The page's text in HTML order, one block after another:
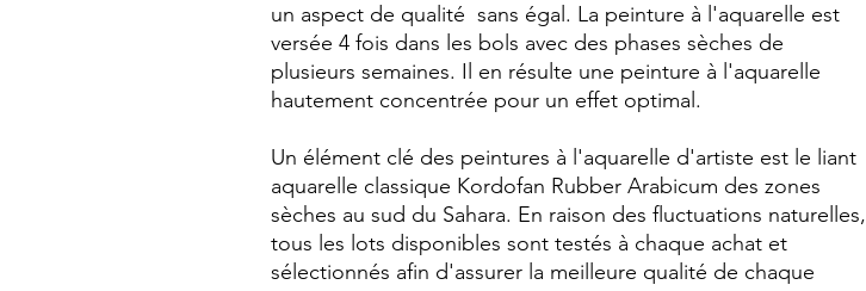
un aspect de qualité sans égal. La peinture à l'aquarelle est
versée 4 fois dans les bols avec des phases sèches de
plusieurs semaines. Il en résulte une peinture à l'aquarelle
hautement concentrée pour un effet optimal.
Un élément clé des peintures à l'aquarelle d'artiste est le liant
aquarelle classique Kordofan Rubber Arabicum des zones
sèches au sud du Sahara. En raison des fluctuations naturelles,
tous les lots disponibles sont testés à chaque achat et
sélectionnés afin d'assurer la meilleure qualité de chaque